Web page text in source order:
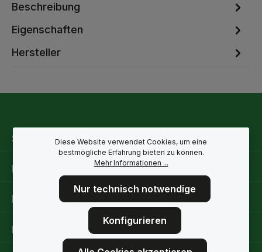
Beschreibung
Eigenschaften
Hersteller
Service-Hotline
Rechtliche Hinweise
Informationen
Folge uns
Diese Website verwendet Cookies, um eine
bestmögliche Erfahrung bieten zu können.
Mehr Informationen ...
Nur technisch notwendige
Konfigurieren